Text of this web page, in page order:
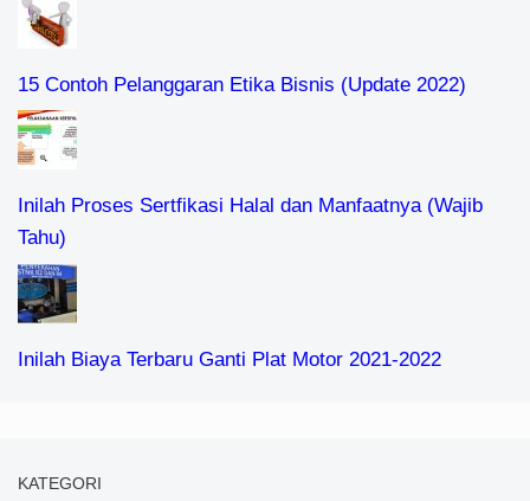
15 Contoh Pelanggaran Etika Bisnis (Update 2022)
Inilah Proses Sertfikasi Halal dan Manfaatnya (Wajib
Tahu)
Inilah Biaya Terbaru Ganti Plat Motor 2021-2022
KATEGORI